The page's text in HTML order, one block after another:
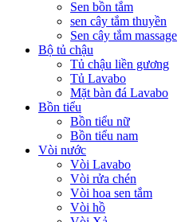
Sen bồn tắm
sen cây tắm thuyền
Sen cây tắm massage
Bộ tủ chậu
Tủ chậu liền gương
Tủ Lavabo
Mặt bàn đá Lavabo
Bồn tiểu
Bồn tiểu nữ
Bồn tiểu nam
Vòi nước
Vòi Lavabo
Vòi rửa chén
Vòi hoa sen tắm
Vòi hồ